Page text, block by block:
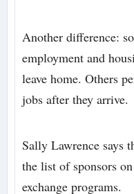
Another difference:
employment and
leave home. Others
jobs after they arrive.
Sally Lawrence says
the list of sponsors
exchange programs.